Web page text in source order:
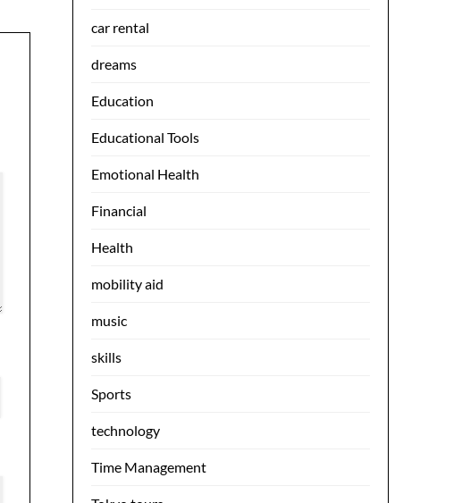
car rental
dreams
Education
Educational Tools
Emotional Health
Financial
Health
mobility aid
music
skills
Sports
technology
Time Management